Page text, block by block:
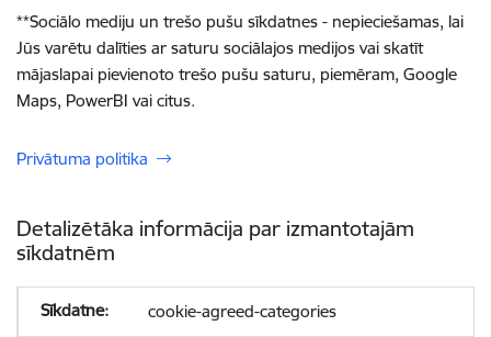
**Sociālo mediju un trešo pušu sīkdatnes - nepieciešamas, lai
Jūs varētu dalīties ar saturu sociālajos medijos vai skatīt
mājaslapai pievienoto trešo pušu saturu, piemēram, Google
Maps, PowerBI vai citus.
Privātuma politika
Detalizētāka informācija par izmantotajām
sīkdatnēm
cookie-agreed-categories